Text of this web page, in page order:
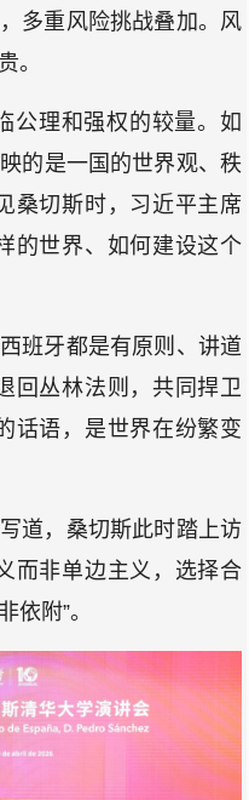
多重风险挑战叠加。风
。
公理和强权的较量。如
的是一国的世界观、秩
桑切斯时，习近平主席
的世界、如何建设这个
班牙都是有原则、讲道
回丛林法则，共同捍卫
话语，是世界在纷繁变
道，桑切斯此时踏上访
而非单边主义，选择合
依附”。